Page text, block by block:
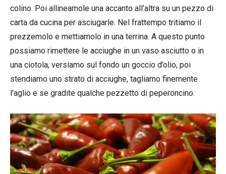
colino. Poi allineamole una accanto all’altra su un pezzo di
carta da cucina per asciugarle. Nel frattempo tritiamo il
prezzemolo e mettiamolo in una terrina. A questo punto
possiamo rimettere le acciughe in un vaso asciutto o in
una ciotola, versiamo sul fondo un goccio d’olio, poi
stendiamo uno strato di acciughe, tagliamo finemente
l’aglio e se gradite qualche pezzetto di peperoncino.